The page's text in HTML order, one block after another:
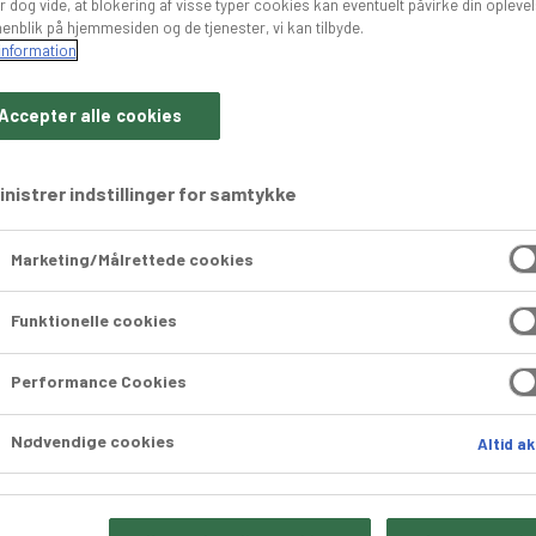
nyheder til serveringer i
mørk og lys glasurBC Kærnemælk Og Marcipanhorn Marts 2026BÆCHS
dog vide, at blokering af visse typer cookies kan eventuelt påvirke din
på hjemmesiden og de tjenester, vi kan tilbyde.
alle cookies
indstillinger for samtykke
Marketing/Målrettede cookies
Funktionelle cookies
Performance Cookies
Nødvendige cookies Altid